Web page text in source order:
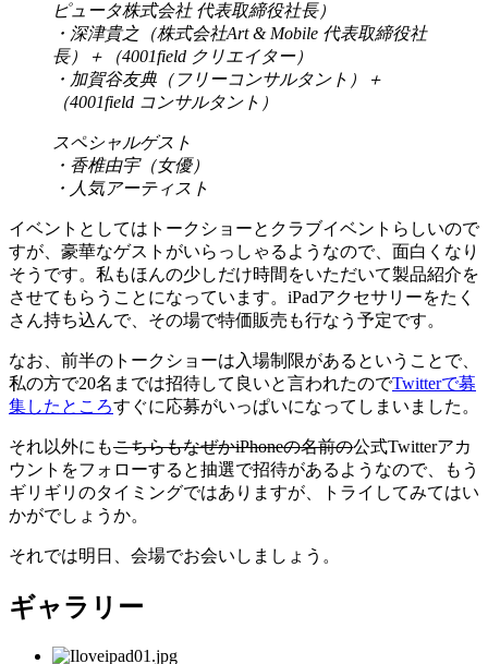
ピュータ株式会社 代表取締役社長）
・深津貴之（株式会社Art & Mobile 代表取締役社
長）＋（4001field クリエイター）
・加賀谷友典（フリーコンサルタント）＋
（4001field コンサルタント）
スペシャルゲスト
・香椎由宇（女優）
・人気アーティスト
イベントとしてはトークショーとクラブイベントらしいので
すが、豪華なゲストがいらっしゃるようなので、面白くなり
そうです。私もほんの少しだけ時間をいただいて製品紹介を
させてもらうことになっています。iPadアクセサリーをたく
さん持ち込んで、その場で特価販売も行なう予定です。
なお、前半のトークショーは入場制限があるということで、
私の方で20名までは招待して良いと言われたのでTwitterで募
集したところすぐに応募がいっぱいになってしまいました。
それ以外にもこちらもなぜかiPhoneの名前の公式Twitterアカ
ウントをフォローすると抽選で招待があるようなので、もう
ギリギリのタイミングではありますが、トライしてみてはい
かがでしょうか。
それでは明日、会場でお会いしましょう。
ギャラリー